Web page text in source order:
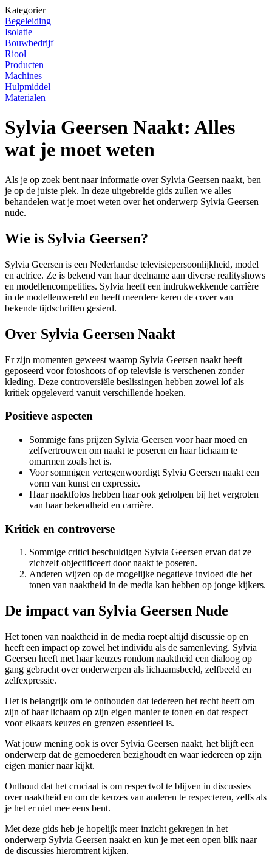
Kategorier
Begeleiding
Isolatie
Bouwbedrijf
Riool
Producten
Machines
Hulpmiddel
Materialen
Sylvia Geersen Naakt: Alles
wat je moet weten
Als je op zoek bent naar informatie over Sylvia Geersen naakt, ben
je op de juiste plek. In deze uitgebreide gids zullen we alles
behandelen wat je moet weten over het onderwerp Sylvia Geersen
nude.
Wie is Sylvia Geersen?
Sylvia Geersen is een Nederlandse televisiepersoonlijkheid, model
en actrice. Ze is bekend van haar deelname aan diverse realityshows
en modellencompetities. Sylvia heeft een indrukwekkende carrière
in de modellenwereld en heeft meerdere keren de cover van
bekende tijdschriften gesierd.
Over Sylvia Geersen Naakt
Er zijn momenten geweest waarop Sylvia Geersen naakt heeft
geposeerd voor fotoshoots of op televisie is verschenen zonder
kleding. Deze controversiële beslissingen hebben zowel lof als
kritiek opgeleverd vanuit verschillende hoeken.
Positieve aspecten
Sommige fans prijzen Sylvia Geersen voor haar moed en
zelfvertrouwen om naakt te poseren en haar lichaam te
omarmen zoals het is.
Voor sommigen vertegenwoordigt Sylvia Geersen naakt een
vorm van kunst en expressie.
Haar naaktfotos hebben haar ook geholpen bij het vergroten
van haar bekendheid en carrière.
Kritiek en controverse
Sommige critici beschuldigen Sylvia Geersen ervan dat ze
zichzelf objectificeert door naakt te poseren.
Anderen wijzen op de mogelijke negatieve invloed die het
tonen van naaktheid in de media kan hebben op jonge kijkers.
De impact van Sylvia Geersen Nude
Het tonen van naaktheid in de media roept altijd discussie op en
heeft een impact op zowel het individu als de samenleving. Sylvia
Geersen heeft met haar keuzes rondom naaktheid een dialoog op
gang gebracht over onderwerpen als lichaamsbeeld, zelfbeeld en
zelfexpressie.
Het is belangrijk om te onthouden dat iedereen het recht heeft om
zijn of haar lichaam op zijn eigen manier te tonen en dat respect
voor elkaars keuzes en grenzen essentieel is.
Wat jouw mening ook is over Sylvia Geersen naakt, het blijft een
onderwerp dat de gemoederen bezighoudt en waar iedereen op zijn
eigen manier naar kijkt.
Onthoud dat het cruciaal is om respectvol te blijven in discussies
over naaktheid en om de keuzes van anderen te respecteren, zelfs als
je het er niet mee eens bent.
Met deze gids heb je hopelijk meer inzicht gekregen in het
onderwerp Sylvia Geersen naakt en kun je met een open blik naar
de discussies hieromtrent kijken.